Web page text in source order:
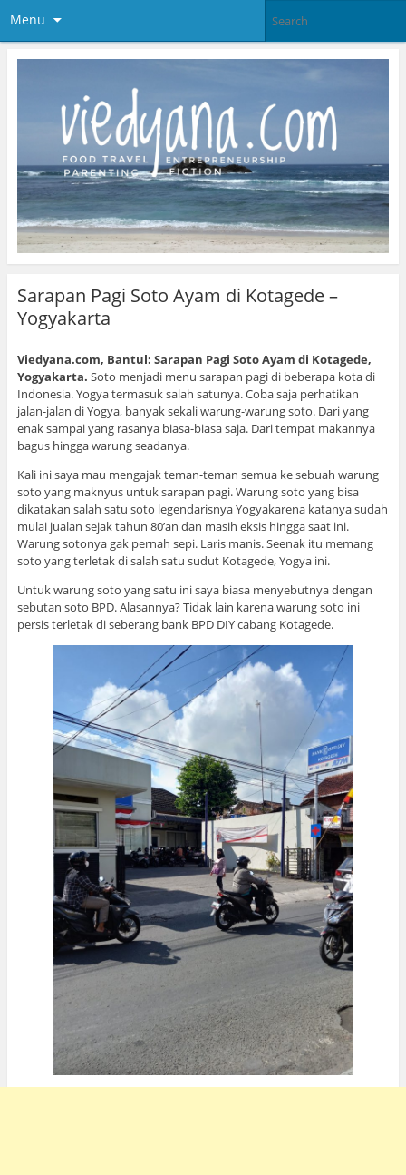
Menu
Sarapan Pagi Soto Ayam di Kotagede –
Yogyakarta
Viedyana.com, Bantul: Sarapan Pagi Soto Ayam di Kotagede,
Yogyakarta. Soto menjadi menu sarapan pagi di beberapa kota di
Indonesia. Yogya termasuk salah satunya. Coba saja perhatikan
jalan-jalan di Yogya, banyak sekali warung-warung soto. Dari yang
enak sampai yang rasanya biasa-biasa saja. Dari tempat makannya
bagus hingga warung seadanya.
Kali ini saya mau mengajak teman-teman semua ke sebuah warung
soto yang maknyus untuk sarapan pagi. Warung soto yang bisa
dikatakan salah satu soto legendarisnya Yogyakarena katanya sudah
mulai jualan sejak tahun 80’an dan masih eksis hingga saat ini.
Warung sotonya gak pernah sepi. Laris manis. Seenak itu memang
soto yang terletak di salah satu sudut Kotagede, Yogya ini.
Untuk warung soto yang satu ini saya biasa menyebutnya dengan
sebutan soto BPD. Alasannya? Tidak lain karena warung soto ini
persis terletak di seberang bank BPD DIY cabang Kotagede.